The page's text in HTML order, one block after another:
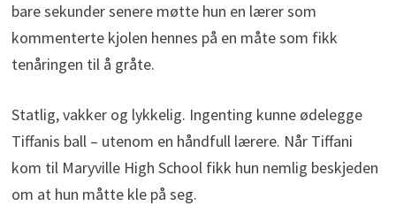
bare sekunder senere møtte hun en lærer som
kommenterte kjolen hennes på en måte som fikk
tenåringen til å gråte.
Statlig, vakker og lykkelig. Ingenting kunne ødelegge
Tiffanis ball – utenom en håndfull lærere. Når Tiffani
kom til Maryville High School fikk hun nemlig beskjeden
om at hun måtte kle på seg.